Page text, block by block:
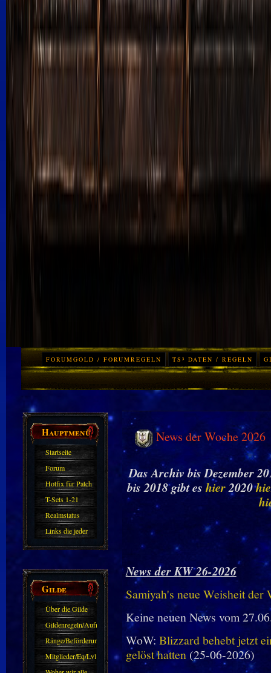
FORUMGOLD / FORUMREGELN TS³ DATEN / REGELN
Hauptmenü
Startseite
Forum
Hotfix für Patch
11.X
T-Sets 1-21
Realmstatus
Links die jeder
kennen sollte?!
Gilde
Über die Gilde
(DAW)
Gildenregeln/Aufnahme
Ränge/Beförderungen
Mitglieder/Eq/Lvl
News der Woche 2026
Das Archiv bis Dezember
bis 2018 gibt es hier2020
News der KW 26-2026
Samiyah's neue Weisheit der
Keine neuen News vom
WoW: Blizzard behebt jetzt
gelöst hatten(25-06-2026)